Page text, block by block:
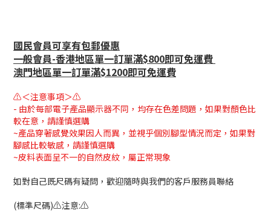
國民會員可享有包郵優惠
一般會員-香港地區單一訂單滿$800即可免運費
澳門地區單一訂單滿$1200即可免運費
⚠＜注意事項＞⚠
- 由於每部電子產品顯示器不同，均存在色差問題，如果對顏色比
較在意，請謹慎選購
~產品穿著感覺效果因人而異，並視乎個別腳型情況而定，如果對
腳感比較敏感，請謹慎選購
~皮料表面呈不一的自然皮紋，屬正常現象
如對自己既尺碼有疑問，歡迎隨時與我們的客戶服務員聯絡
(標準尺碼)⚠️注意:⚠️